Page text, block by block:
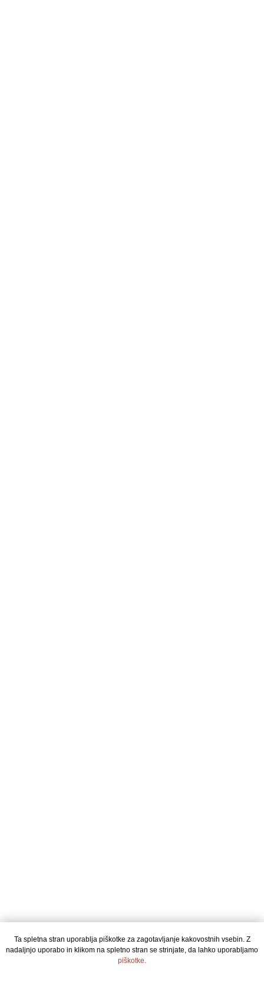
Ta spletna stran uporablja piškotke za zagotavljanje kakovostnih vsebin. Z
nadaljnjo uporabo in klikom na spletno stran se strinjate, da lahko uporabljamo
piškotke.